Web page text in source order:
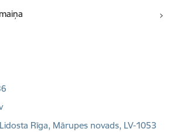
Rīga, Mārupes novads, LV-1053